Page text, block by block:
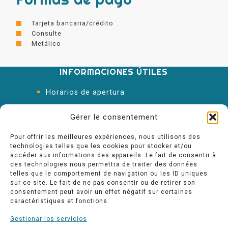
Gérer le consentement
Pour offrir les meilleures expériences, nous utilisons des
technologies telles que les cookies pour stocker et/ou
accéder aux informations des appareils. Le fait de consentir à
ces technologies nous permettra de traiter des données
telles que le comportement de navigation ou les ID uniques
sur ce site. Le fait de ne pas consentir ou de retirer son
consentement peut avoir un effet négatif sur certaines
caractéristiques et fonctions.
Gestionar los servicios
Tarjeta bancaria/crédito
Consulte
Metálico
INFORMACIONES ÚTILES
Horarios de apertura
Oficina de Turismo